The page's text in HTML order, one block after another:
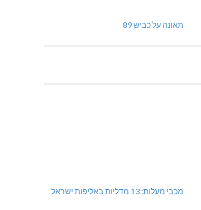
תאונה על כביש 89
מכבי מעלות: 13 מדליות באליפות ישראל